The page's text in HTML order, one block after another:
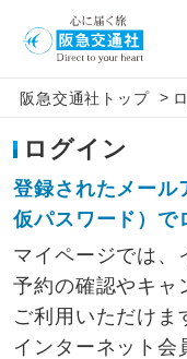
阪急交通社トップ >
ログイン
登録されたメール
仮パスワード）で
マイページでは、
予約の確認やキャ
ご利用いただけま
インターネット会